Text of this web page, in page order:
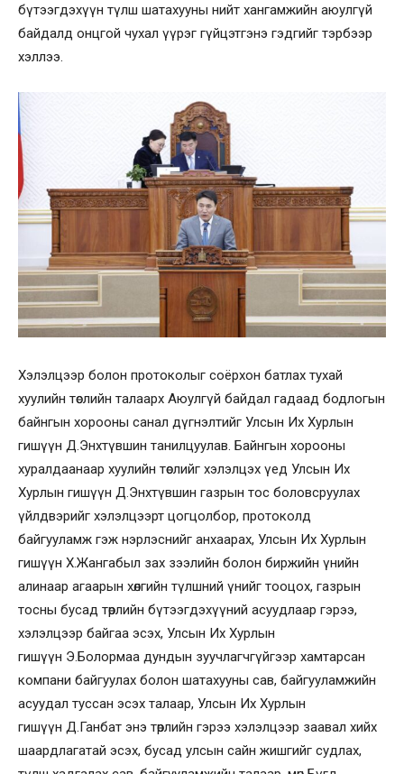
бүтээгдэхүүн түлш шатахууны нийт хангамжийн аюулгүй
байдалд онцгой чухал үүрэг гүйцэтгэнэ гэдгийг тэрбээр
хэллээ.
Хэлэлцээр болон протоколыг соёрхон батлах тухай
хуулийн төслийн талаарх Аюулгүй байдал гадаад бодлогын
байнгын хорооны санал дүгнэлтийг Улсын Их Хурлын
гишүүн Д.Энхтүвшин танилцуулав. Байнгын хорооны
хуралдаанаар хуулийн төслийг хэлэлцэх үед Улсын Их
Хурлын гишүүн Д.Энхтүвшин газрын тос боловсруулах
үйлдвэрийг хэлэлцээрт цогцолбор, протоколд
байгууламж гэж нэрлэснийг анхаарах, Улсын Их Хурлын
гишүүн Х.Жангабыл зах зээлийн болон биржийн үнийн
алинаар агаарын хөлгийн түлшний үнийг тооцох, газрын
тосны бусад төрлийн бүтээгдэхүүний асуудлаар гэрээ,
хэлэлцээр байгаа эсэх, Улсын Их Хурлын
гишүүн Э.Болормаа дундын зуучлагчгүйгээр хамтарсан
компани байгуулах болон шатахууны сав, байгууламжийн
асуудал туссан эсэх талаар, Улсын Их Хурлын
гишүүн Д.Ганбат энэ төрлийн гэрээ хэлэлцээр заавал хийх
шаардлагатай эсэх, бусад улсын сайн жишгийг судлах,